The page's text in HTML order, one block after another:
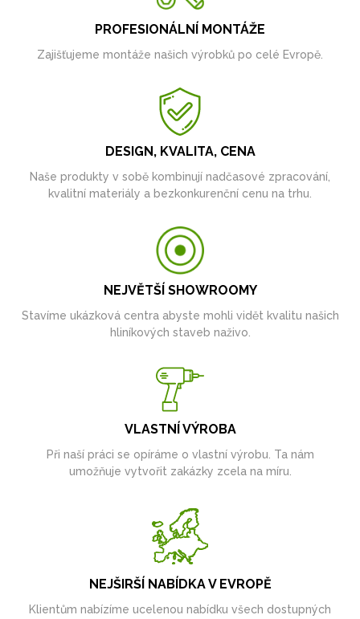
PROFESIONÁLNÍ MONTÁŽE
Zajišťujeme montáže našich výrobků po celé Evropě.
DESIGN, KVALITA, CENA
Naše produkty v sobě kombinují nadčasové zpracování,
kvalitní materiály a bezkonkurenční cenu na trhu.
NEJVĚTŠÍ SHOWROOMY
Stavíme ukázková centra abyste mohli vidět kvalitu našich
hliníkových staveb naživo.
VLASTNÍ VÝROBA
Při naší práci se opíráme o vlastní výrobu. Ta nám
umožňuje vytvořit zakázky zcela na míru.
NEJŠIRŠÍ NABÍDKA V EVROPĚ
Klientům nabízíme ucelenou nabídku všech dostupných